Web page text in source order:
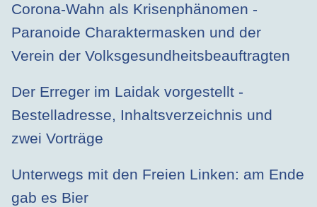
Corona-Wahn als Krisenphänomen -
Paranoide Charaktermasken und der
Verein der Volksgesundheitsbeauftragten
Der Erreger im Laidak vorgestellt -
Bestelladresse, Inhaltsverzeichnis und
zwei Vorträge
Unterwegs mit den Freien Linken: am Ende
gab es Bier